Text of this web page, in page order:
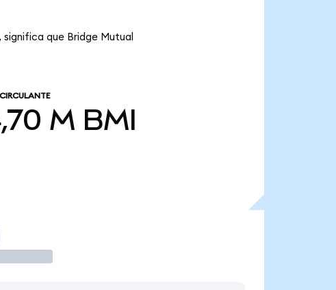
que Bridge Mutual
M BMI